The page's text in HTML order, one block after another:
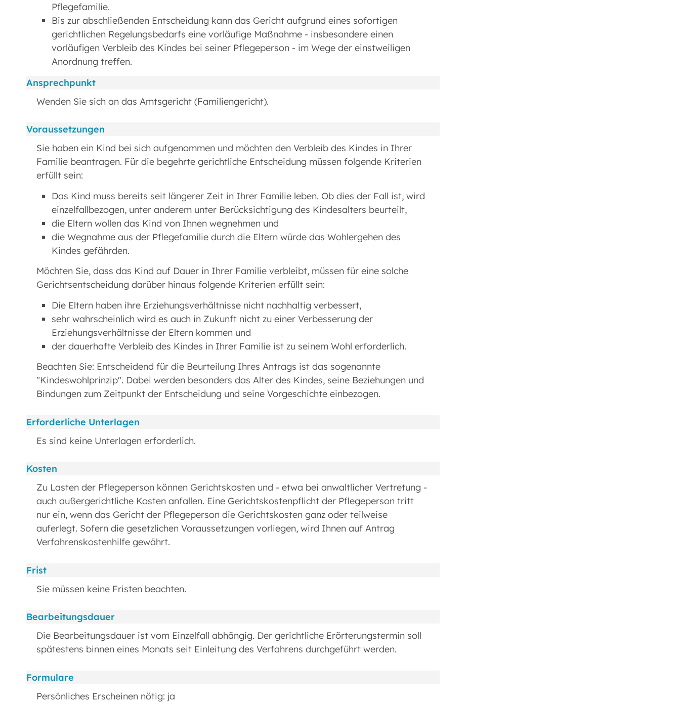
Pflegefamilie.
Bis zur abschließenden Entscheidung kann das Gericht aufgrund eines sofortigen
gerichtlichen Regelungsbedarfs eine vorläufige Maßnahme - insbesondere einen
vorläufigen Verbleib des Kindes bei seiner Pflegeperson - im Wege der einstweiligen
Anordnung treffen.
Ansprechpunkt
Wenden Sie sich an das Amtsgericht (Familiengericht).
Voraussetzungen
Sie haben ein Kind bei sich aufgenommen und möchten den Verbleib des Kindes in Ihrer
Familie beantragen. Für die begehrte gerichtliche Entscheidung müssen folgende Kriterien
erfüllt sein:
Das Kind muss bereits seit längerer Zeit in Ihrer Familie leben. Ob dies der Fall ist, wird
einzelfallbezogen, unter anderem unter Berücksichtigung des Kindesalters beurteilt,
die Eltern wollen das Kind von Ihnen wegnehmen und
die Wegnahme aus der Pflegefamilie durch die Eltern würde das Wohlergehen des
Kindes gefährden.
Möchten Sie, dass das Kind auf Dauer in Ihrer Familie verbleibt, müssen für eine solche
Gerichtsentscheidung darüber hinaus folgende Kriterien erfüllt sein:
Die Eltern haben ihre Erziehungsverhältnisse nicht nachhaltig verbessert,
sehr wahrscheinlich wird es auch in Zukunft nicht zu einer Verbesserung der
Erziehungsverhältnisse der Eltern kommen und
der dauerhafte Verbleib des Kindes in Ihrer Familie ist zu seinem Wohl erforderlich.
Beachten Sie: Entscheidend für die Beurteilung Ihres Antrags ist das sogenannte
"Kindeswohlprinzip". Dabei werden besonders das Alter des Kindes, seine Beziehungen und
Bindungen zum Zeitpunkt der Entscheidung und seine Vorgeschichte einbezogen.
Erforderliche Unterlagen
Es sind keine Unterlagen erforderlich.
Kosten
Zu Lasten der Pflegeperson können Gerichtskosten und - etwa bei anwaltlicher Vertretung -
auch außergerichtliche Kosten anfallen. Eine Gerichtskostenpflicht der Pflegeperson tritt
nur ein, wenn das Gericht der Pflegeperson die Gerichtskosten ganz oder teilweise
auferlegt. Sofern die gesetzlichen Voraussetzungen vorliegen, wird Ihnen auf Antrag
Verfahrenskostenhilfe gewährt.
Frist
Sie müssen keine Fristen beachten.
Bearbeitungsdauer
Die Bearbeitungsdauer ist vom Einzelfall abhängig. Der gerichtliche Erörterungstermin soll
spätestens binnen eines Monats seit Einleitung des Verfahrens durchgeführt werden.
Formulare
Persönliches Erscheinen nötig: ja